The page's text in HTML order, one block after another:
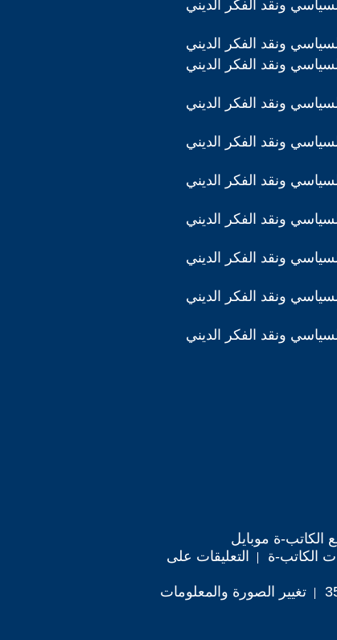
السياسي ونقد الفكر الديني
السياسي ونقد الفكر الديني
السياسي ونقد الفكر الديني
السياسي ونقد الفكر الديني
السياسي ونقد الفكر الديني
السياسي ونقد الفكر الديني
السياسي ونقد الفكر الديني
السياسي ونقد الفكر الديني
السياسي ونقد الفكر الديني
السياسي ونقد الفكر الديني
الكاتب-ة موبايل
الكاتب-ة
التعليقات على
تغيير الصورة والمعلومات